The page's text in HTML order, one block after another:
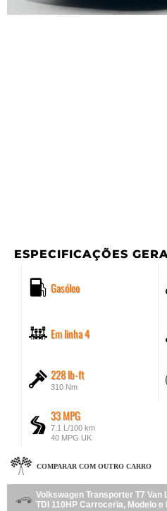
ESPECIFICAÇÕES
Gasóleo
Em linha 4
228 lb-ft
310 Nm
33 MPG
7.1 L/100 km
40 MPG UK
COMPARAR COM OUTRO CARRO
Volkswagen Transporter T7 Van
TDI 110HP Carroceria, Modelo e